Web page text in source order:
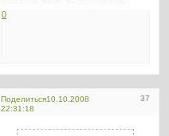
0
Поделиться 37
10.10.2008
22:31:18